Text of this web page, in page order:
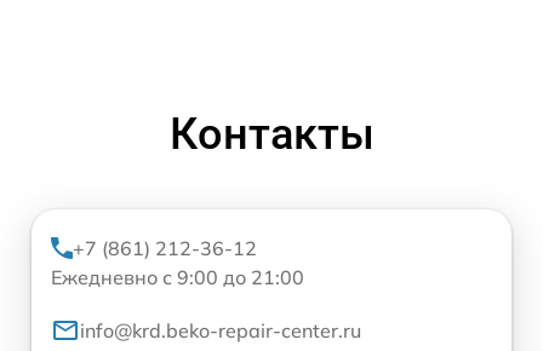
Контакты
+7 (861) 212-36-12
Ежедневно с 9:00 до 21:00
info@krd.beko-repair-center.ru